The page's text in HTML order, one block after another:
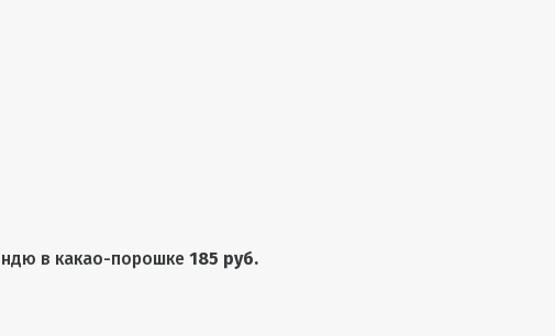
в какао-порошке 185 руб.